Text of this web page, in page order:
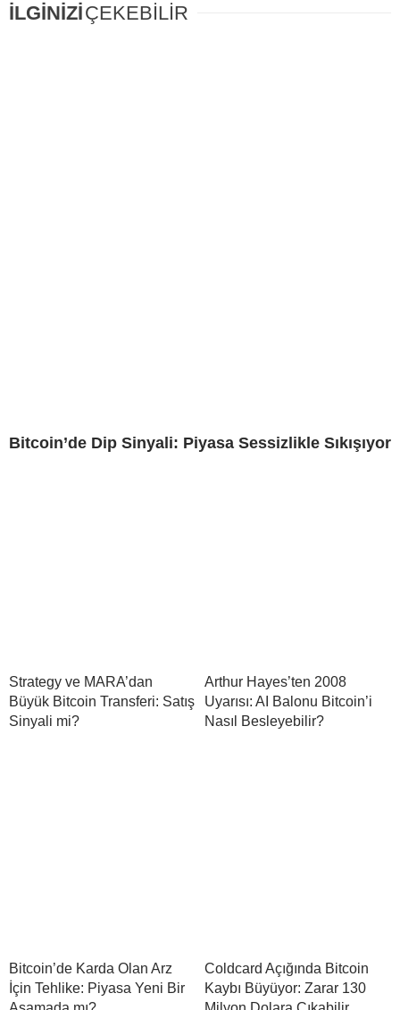
İLGİNİZİÇEKEBİLİR
Bitcoin’de Dip Sinyali: Piyasa Sessizlikle Sıkışıyor
Strategy ve MARA’dan
Büyük Bitcoin Transferi: Satış
Sinyali mi?
Arthur Hayes’ten 2008
Uyarısı: AI Balonu Bitcoin’i
Nasıl Besleyebilir?
Bitcoin’de Karda Olan Arz
İçin Tehlike: Piyasa Yeni Bir
Coldcard Açığında Bitcoin
Kaybı Büyüyor: Zarar 130